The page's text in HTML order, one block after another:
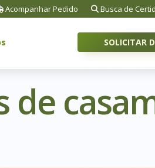
Acompanhar Pedido Busca de
SOLICITAR
de